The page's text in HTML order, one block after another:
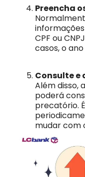
Preencha
CPF ou
casos, o
Consulte e
Além disso,
poderá
precatório.
mudar com